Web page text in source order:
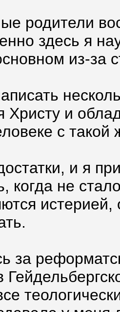
родители
здесь я
из-за
Христу и
с
и я
когда не
за